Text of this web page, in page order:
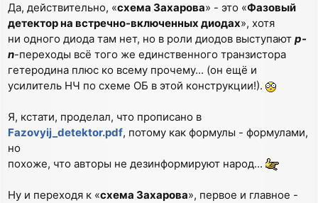
Да, действительно, «схема Захарова» - это «Фазовый
детектор на встречно-включенных диодах», хотя
ни одного диода там нет, но в роли диодов выступают p-
n-переходы всё того же единственного транзистора
гетеродина плюс ко всему прочему... (он ещё и
усилитель НЧ по схеме ОБ в этой конструкции!).
Я, кстати, проделал, что прописано в
Fazovyij_detektor.pdf, потому как формулы - формулами,
но
похоже, что авторы не дезинформируют народ...
Ну и переходя к «схема Захарова», первое и главное -